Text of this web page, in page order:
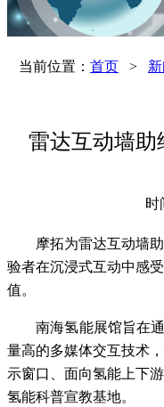
当前位置： 首页>
雷达互动墙助
时
摩拓为雷达互动墙
验者在沉浸式互动中感
值。
南海氢能展馆旨在
量高的多媒体交互技术
示窗口、面向氢能上下
氢能科普宣教基地。